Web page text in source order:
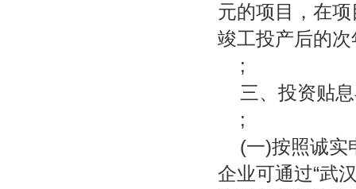
元的项目，在
竣工投产后的
;
三、投资贴
;
(一)按照诚实
企业可通过“武